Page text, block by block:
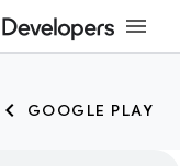
GOOGLE PLAY